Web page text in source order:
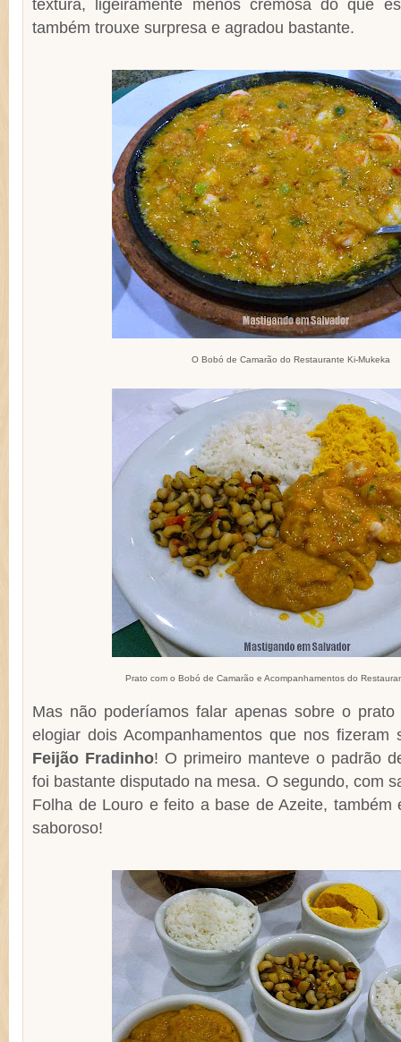
textura, ligeiramente menos cremosa do que
também trouxe surpresa e agradou bastante.
O Bobó de Camarão do Restaurante Ki-Mukeka
Prato com o Bobó de Camarão e Acompanhamentos do
Mas não poderíamos falar apenas sobre o
elogiar dois Acompanhamentos que nos
Feijão Fradinho! O primeiro manteve o padrão
foi bastante disputado na mesa. O segundo, com
Folha de Louro e feito a base de Azeite, também
saboroso!